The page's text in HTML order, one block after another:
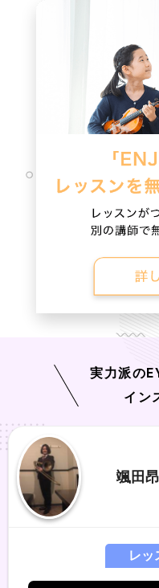
実力派の
イン
颯田
レッ